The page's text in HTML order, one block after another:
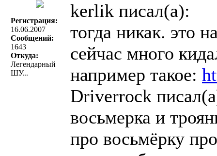
Регистрация:
16.06.2007
Сообщений:
1643
Откуда:
Легендарный
ШУ...
kerlik писал(a):
тогда никак. это
сейчас много
например такое:
Driverrock
восьмерка и
про восьмёрку